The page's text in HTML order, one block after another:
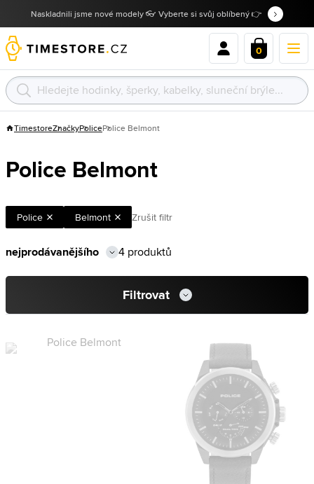
Naskladnili jsme nové modely 👓 Vyberte si svůj oblíbený 👉
0
TimestoreZnačkyPolicePolice Belmont
Police Belmont
Police Belmont Zrušit filtr
4 produktů
Filtrovat